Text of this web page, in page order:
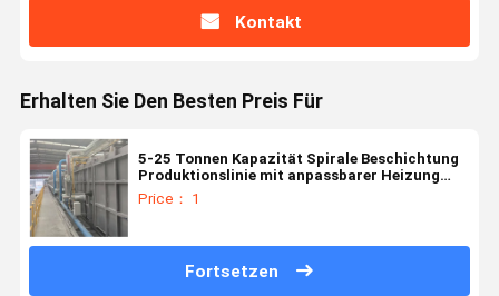
Kontakt
Erhalten Sie Den Besten Preis Für
5-25 Tonnen Kapazität Spirale Beschichtung
Produktionslinie mit anpassbarer Heizung
Installation Leistung
Price： 1
Fortsetzen